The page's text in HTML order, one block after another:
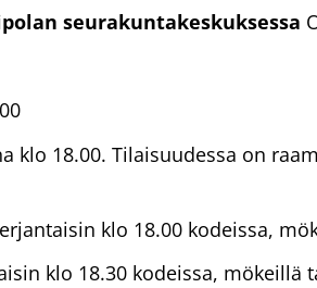
seurakuntakeskuksessa
klo 18.00. Tilaisuudessa on
klo 18.00 kodeissa,
klo 18.30 kodeissa, mökeillä